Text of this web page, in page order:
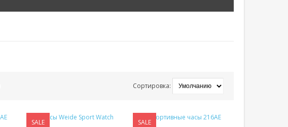
Сортировка:
SALE SALE